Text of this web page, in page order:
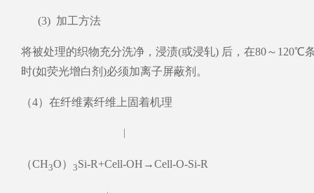
(3) 加工方法
将被处理的织物充分洗净，浸渍(或浸轧) 后，在80～120℃
时(如荧光增白剂)必须加离子屏蔽剂。
（4）在纤维素纤维上固着机理
︱
（CH3O） 3Si-R+Cell-OH→Cell-O-Si-R